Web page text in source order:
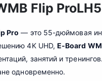
Flip
Pro — это 55-дюймовая
4K UHD,E-Board
занятий и
одновременно.